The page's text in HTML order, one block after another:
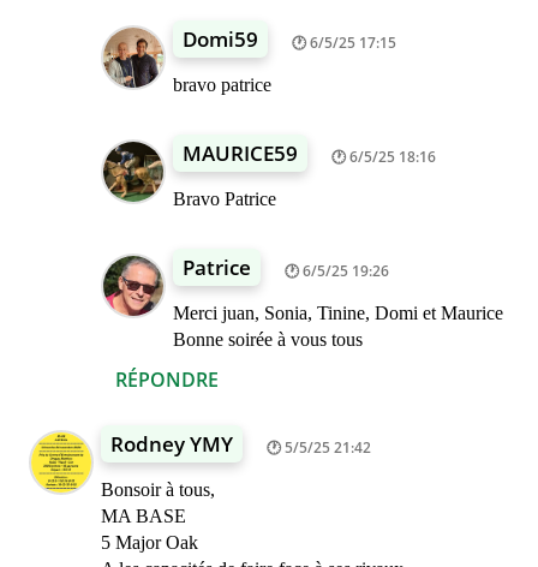
RÉPONDRE
Domi59 6/5/25 17:15
bravo patrice
MAURICE59 6/5/25 18:16
Bravo Patrice
Patrice 6/5/25 19:26
Merci juan, Sonia, Tinine, Domi et Maurice
Bonne soirée à vous tous
Rodney YMY 5/5/25 21:42
Bonsoir à tous,
MA BASE
5 Major Oak